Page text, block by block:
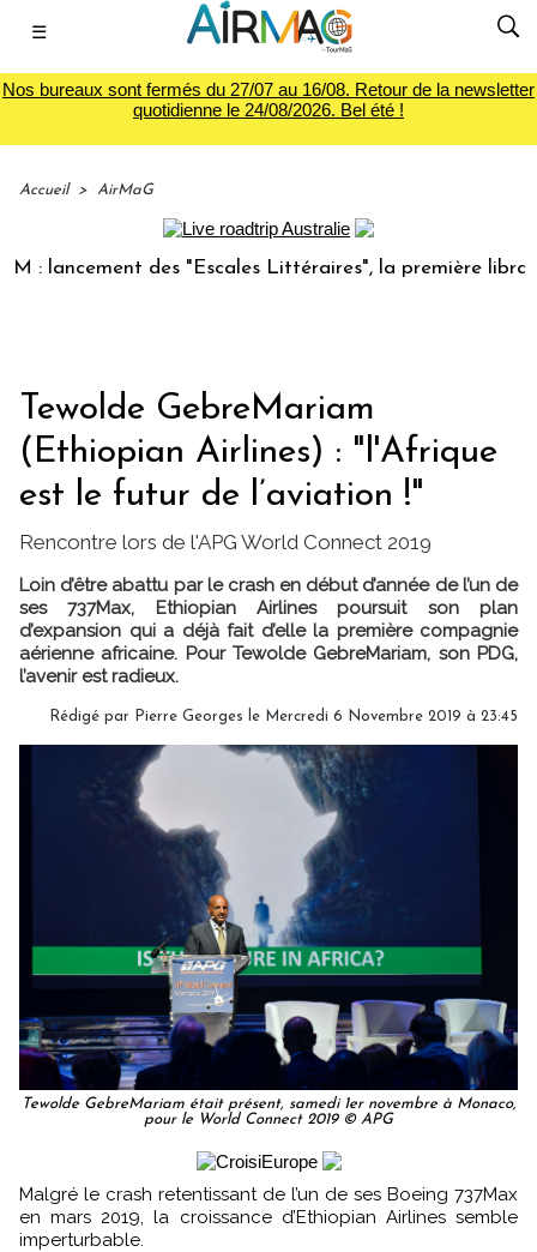
☰
Nos bureaux sont fermés du 27/07 au 16/08. Retour de la newsletter
quotidienne le 24/08/2026. Bel été !
Accueil > AirMaG
des "Escales Littéraires", la première librairie du
Tewolde GebreMariam
(Ethiopian Airlines) : "l'Afrique
est le futur de l’aviation !"
Rencontre lors de l'APG World Connect 2019
Loin d’être abattu par le crash en début d’année de l’un de
ses 737Max, Ethiopian Airlines poursuit son plan
d’expansion qui a déjà fait d’elle la première compagnie
aérienne africaine. Pour Tewolde GebreMariam, son PDG,
l’avenir est radieux.
Rédigé par Pierre Georges le Mercredi 6 Novembre 2019 à 23:45
Tewolde GebreMariam était présent, samedi 1er novembre à Monaco,
pour le World Connect 2019 © APG
Malgré le crash retentissant de l’un de ses Boeing 737Max
en mars 2019, la croissance d’Ethiopian Airlines semble
imperturbable.